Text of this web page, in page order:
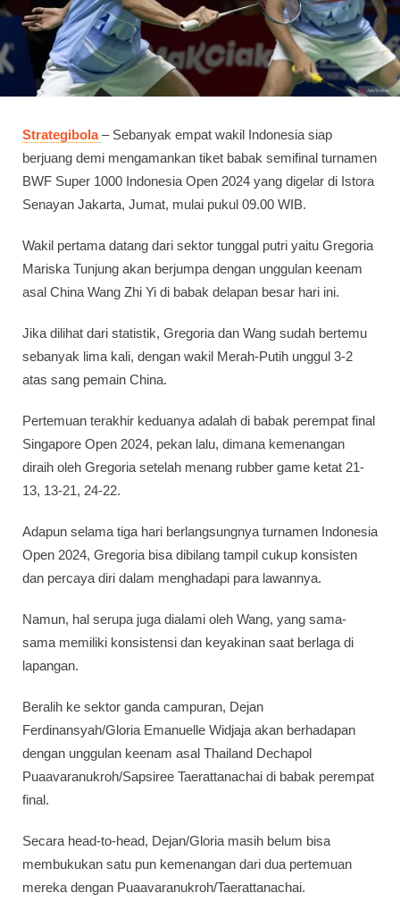
Strategibola– Sebanyak empat wakil Indonesia siap
berjuang demi mengamankan tiket babak semifinal turnamen
BWF Super 1000 Indonesia Open 2024 yang digelar di Istora
Senayan Jakarta, Jumat, mulai pukul 09.00 WIB.
Wakil pertama datang dari sektor tunggal putri yaitu Gregoria
Mariska Tunjung akan berjumpa dengan unggulan keenam
asal China Wang Zhi Yi di babak delapan besar hari ini.
Jika dilihat dari statistik, Gregoria dan Wang sudah bertemu
sebanyak lima kali, dengan wakil Merah-Putih unggul 3-2
atas sang pemain China.
Pertemuan terakhir keduanya adalah di babak perempat final
Singapore Open 2024, pekan lalu, dimana kemenangan
diraih oleh Gregoria setelah menang rubber game ketat 21-
13, 13-21, 24-22.
Adapun selama tiga hari berlangsungnya turnamen Indonesia
Open 2024, Gregoria bisa dibilang tampil cukup konsisten
dan percaya diri dalam menghadapi para lawannya.
Namun, hal serupa juga dialami oleh Wang, yang sama-
sama memiliki konsistensi dan keyakinan saat berlaga di
lapangan.
Beralih ke sektor ganda campuran, Dejan
Ferdinansyah/Gloria Emanuelle Widjaja akan berhadapan
dengan unggulan keenam asal Thailand Dechapol
Puaavaranukroh/Sapsiree Taerattanachai di babak perempat
final.
Secara head-to-head, Dejan/Gloria masih belum bisa
membukukan satu pun kemenangan dari dua pertemuan
mereka dengan Puaavaranukroh/Taerattanachai.